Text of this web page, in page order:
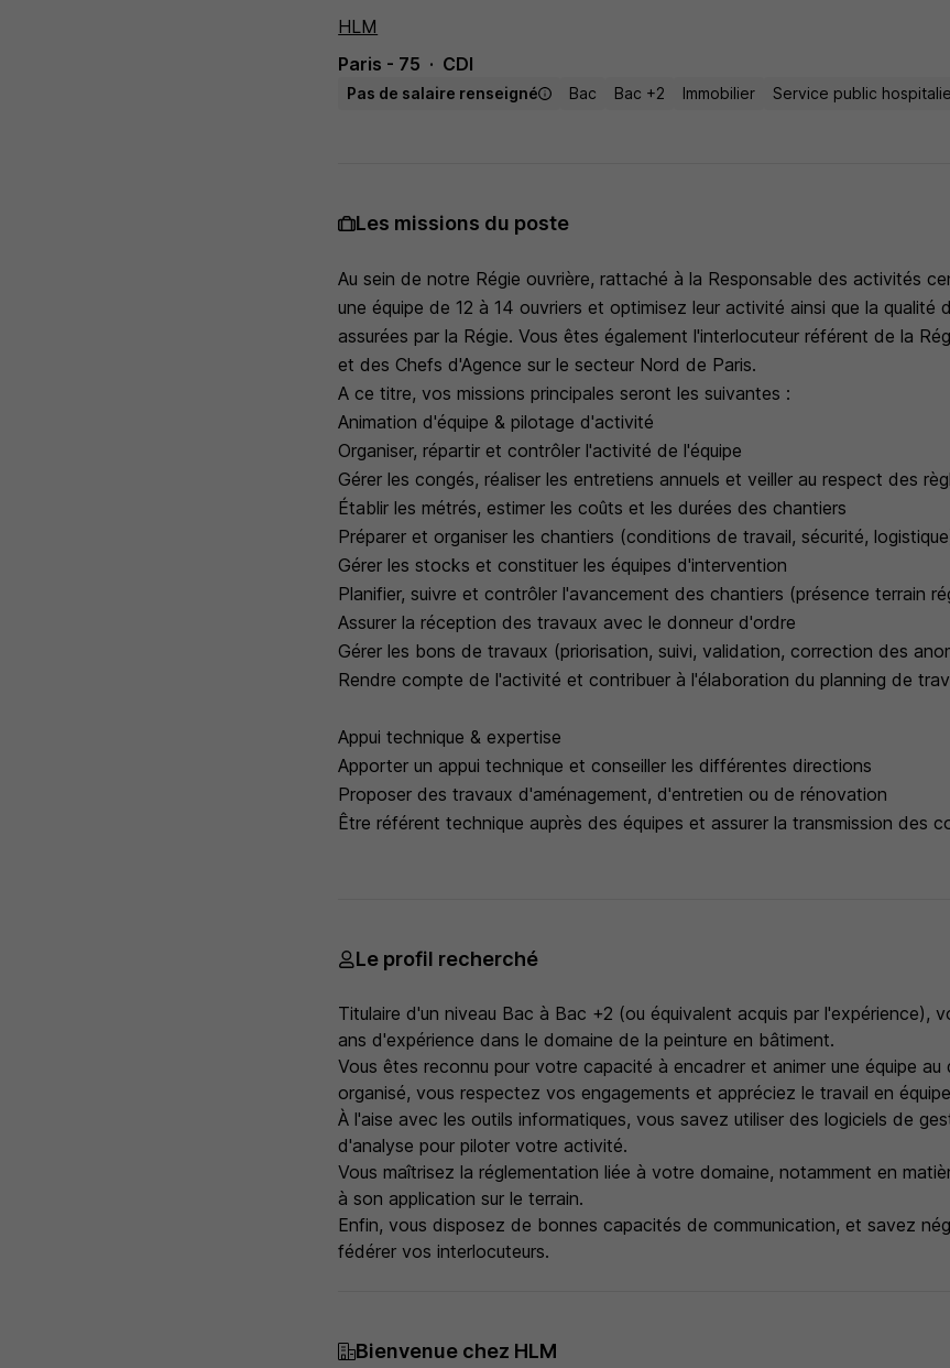
HLM
Paris - 75
CDI
Pas de salaire renseigné Bac Bac +2 Immobilier Service public
Les missions du poste
Au sein de notre Régie ouvrière, rattaché à la Responsable des activités
une équipe de 12 à 14 ouvriers et optimisez leur activité ainsi que la qualité
assurées par la Régie. Vous êtes également l'interlocuteur référent de la
et des Chefs d'Agence sur le secteur Nord de Paris.
A ce titre, vos missions principales seront les suivantes :
Animation d'équipe & pilotage d'activité
Organiser, répartir et contrôler l'activité de l'équipe
Gérer les congés, réaliser les entretiens annuels et veiller au respect des
Établir les métrés, estimer les coûts et les durées des chantiers
Préparer et organiser les chantiers (conditions de travail, sécurité,
Gérer les stocks et constituer les équipes d'intervention
Planifier, suivre et contrôler l'avancement des chantiers (présence terrain
Assurer la réception des travaux avec le donneur d'ordre
Gérer les bons de travaux (priorisation, suivi, validation, correction des
Rendre compte de l'activité et contribuer à l'élaboration du planning de
Appui technique & expertise
Apporter un appui technique et conseiller les différentes directions
Proposer des travaux d'aménagement, d'entretien ou de rénovation
Être référent technique auprès des équipes et assurer la transmission des
Le profil recherché
Titulaire d'un niveau Bac à Bac +2 (ou équivalent acquis par l'expérience),
ans d'expérience dans le domaine de la peinture en bâtiment.
Vous êtes reconnu pour votre capacité à encadrer et animer une équipe au
organisé, vous respectez vos engagements et appréciez le travail en
À l'aise avec les outils informatiques, vous savez utiliser des logiciels de
d'analyse pour piloter votre activité.
Vous maîtrisez la réglementation liée à votre domaine, notamment en
à son application sur le terrain.
Enfin, vous disposez de bonnes capacités de communication, et savez
fédérer vos interlocuteurs.
Bienvenue chez HLM